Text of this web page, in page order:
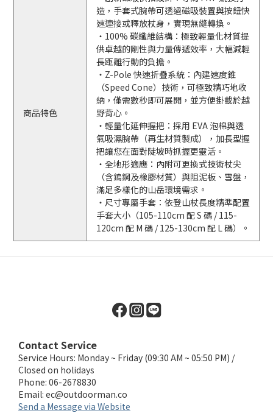
商品特色
造，手套式腕帶可透過磁吸裝置與按鈕快
速連接或釋放杖身，實現無縫轉換。
・100% 碳纖維結構：極致輕量化材質提
供卓越的剛性與力量傳遞效率，大幅減輕
長距離行動的負擔。
・Z-Pole 快速折疊系統：內建速度錐
（Speed Cone）技術，可極致精巧地收
納，僅需數秒即可展開，並方便掛載於越
野背心。
・輕量化延伸握把：採用 EVA 泡棉與透
氣吸濕腕帶（再生材質製成），加長型握
把讓您在面對陡坡時抓握更靈活。
・全地形適應：內附可更換式技術杖尖
（含鎢鋼及橡膠材質）與阻泥板、雪盤，
滿足多樣化的山岳環境需求。
・尺寸專屬手套：依登山杖長度精準配置
手套大小（105-110cm 配 S 碼 / 115-
120cm 配 M 碼 / 125-130cm 配 L 碼）。
Contact Service
Service Hours: Monday ~ Friday (09:30 AM ~ 05:50 PM) /
Closed on holidays
Phone: 06-2678830
Email: ec@outdoorman.co
Send a Message via Website